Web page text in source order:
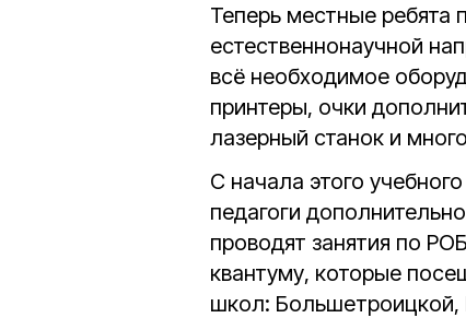
Теперь местные ребята
естественнонаучной
всё необходимое
принтеры, очки
лазерный станок и
С начала этого
педагоги
проводят занятия по
квантуму, которые
школ: Большетроицкой,